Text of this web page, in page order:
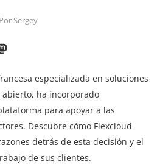
Por Sergey
especializada en soluciones
abierto, ha incorporado
para apoyar a las
Descubre cómo Flexcloud
detrás de esta decisión y el
de sus clientes.